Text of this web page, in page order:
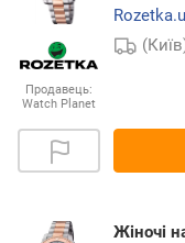
Продавець:
Watch Planet
Жіночі